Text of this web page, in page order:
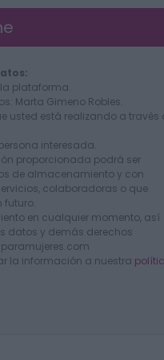
plataforma.
Marta Gimeno Robles.
usted está realizando a través
interesada.
proporcionada podrá ser
de almacenamiento y con
colaboradoras o que
futuro.
en cualquier momento, así
datos y demás derechos
la información a nuestra